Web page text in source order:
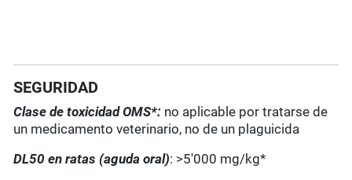
SEGURIDAD
Clase de toxicidad OMS*: no aplicable por tratarse de
un medicamento veterinario, no de un plaguicida
DL50 en ratas (aguda oral): >5'000 mg/kg*